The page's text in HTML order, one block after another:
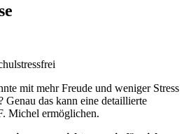
mit mehr Freude und weniger Stress
Genau das kann eine detaillierte
Michel ermöglichen.